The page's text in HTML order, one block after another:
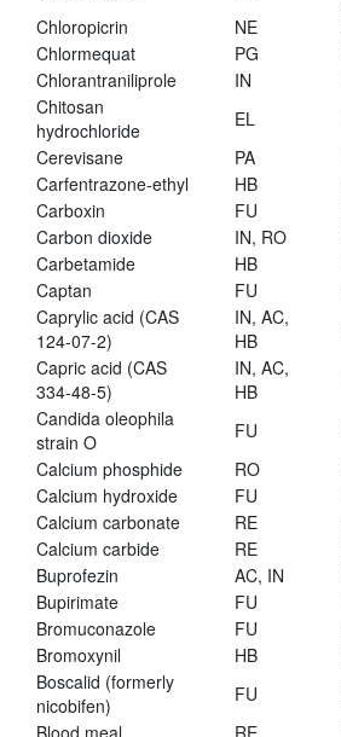
Chloropicrin
NE
Chlormequat
PG
Chlorantraniliprole
IN
Chitosan
hydrochloride
EL
Cerevisane
PA
Carfentrazone-ethyl
HB
Carboxin
FU
Carbon dioxide
IN, RO
Carbetamide
HB
Captan
FU
Caprylic acid (CAS
124-07-2)
IN, AC,
HB
Capric acid (CAS
334-48-5)
IN, AC,
HB
Candida oleophila
strain O
FU
Calcium phosphide
RO
Calcium hydroxide
FU
Calcium carbonate
RE
Calcium carbide
RE
Buprofezin
AC, IN
Bupirimate
FU
Bromuconazole
FU
Bromoxynil
HB
Boscalid (formerly
nicobifen)
FU